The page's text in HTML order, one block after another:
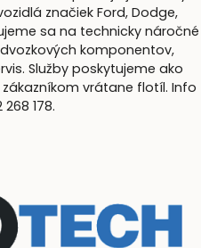
značiek Ford, Dodge,
sa na technicky náročné
komponentov,
Služby poskytujeme ako
vrátane flotíl. Info
268 178.